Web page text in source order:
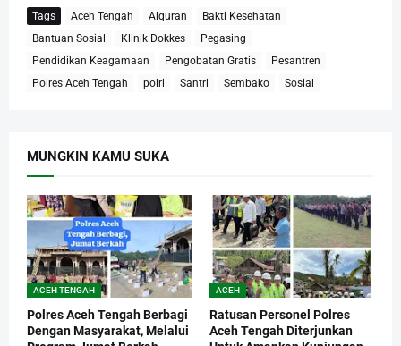
Tags Aceh Tengah Alquran
Bakti Kesehatan
Bantuan Sosial
Klinik Dokkes
Pegasing
Pendidikan Keagamaan
Pengobatan Gratis
Pesantren
Polres Aceh Tengah
polri Santri Sembako Sosial
MUNGKIN KAMU SUKA
ACEH TENGAH
Polres Aceh Tengah Berbagi
Dengan Masyarakat, Melalui
ACEH
Ratusan Personel Polres
Aceh Tengah Diterjunkan